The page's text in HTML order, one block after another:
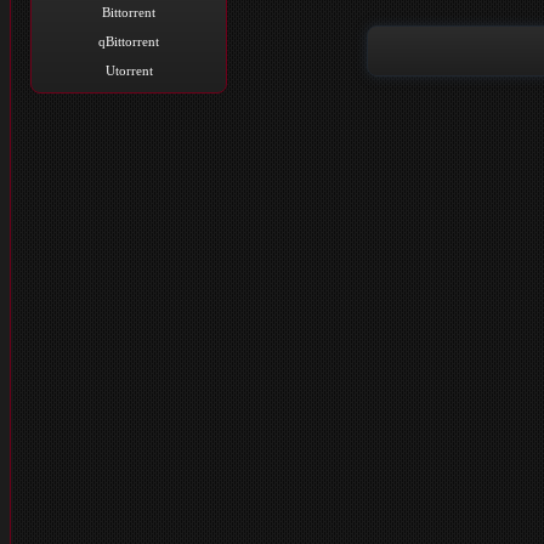
Bittorrent
qBittorrent
Utorrent